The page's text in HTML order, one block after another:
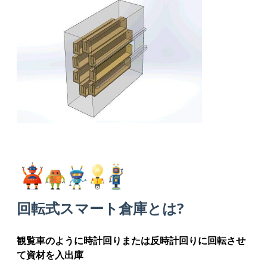
回転式スマート倉庫とは?
観覧車のように時計回りまたは反時計回りに回転させ
て資材を入出庫